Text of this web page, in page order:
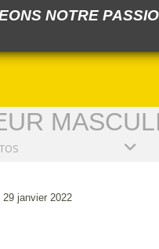
NOTRE
janvier 2022